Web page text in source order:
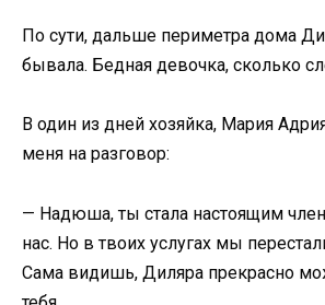
По сути, дальше периметра дома
бывала. Бедная девочка, сколько
В один из дней хозяйка, Мария
меня на разговор:
— Надюша, ты стала настоящим
нас. Но в твоих услугах мы
Сама видишь, Диляра прекрасно